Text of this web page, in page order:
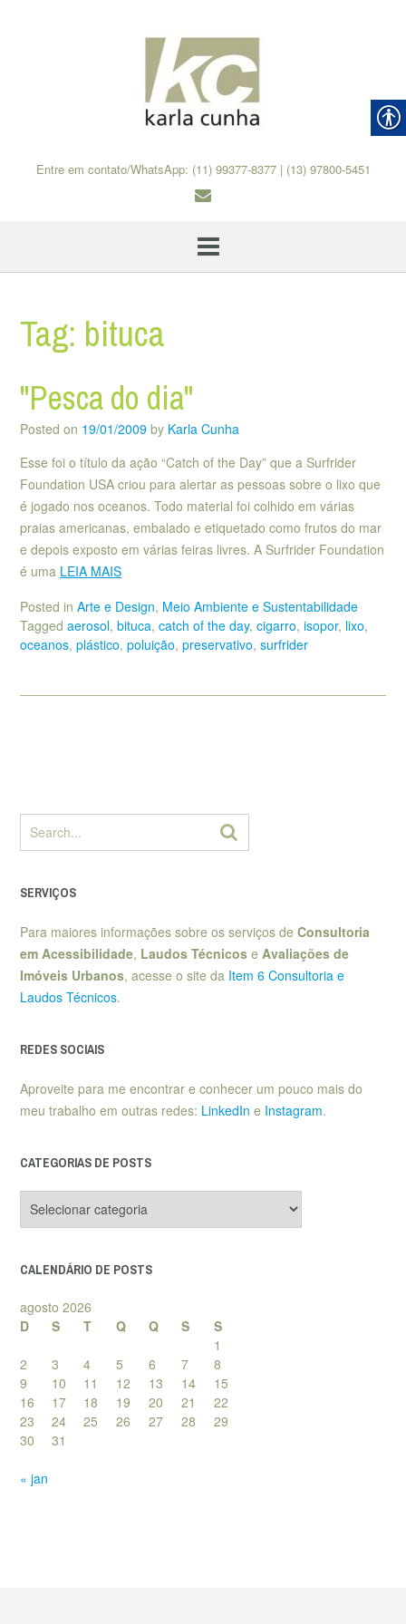
Entre em contato/WhatsApp: (11) 99377-8377 | (13) 97800-5451
Tag: bituca
"Pesca do dia"
Posted on 19/01/2009 by Karla Cunha
Esse foi o título da ação “Catch of the Day” que a Surfrider
Foundation USA criou para alertar as pessoas sobre o lixo que
é jogado nos oceanos. Todo material foi colhido em várias
praias americanas, embalado e etiquetado como frutos do mar
e depois exposto em várias feiras livres. A Surfrider Foundation
é uma LEIA MAIS
Posted in Arte e Design, Meio Ambiente e Sustentabilidade
Tagged aerosol, bituca, catch of the day, cigarro, isopor, lixo,
oceanos, plástico, poluição, preservativo, surfrider
SERVIÇOS
Para maiores informações sobre os serviços de Consultoria
em Acessibilidade, Laudos Técnicos e Avaliações de
Imóveis Urbanos, acesse o site da Item 6 Consultoria e
Laudos Técnicos.
REDES SOCIAIS
Aproveite para me encontrar e conhecer um pouco mais do
meu trabalho em outras redes: LinkedIn e Instagram.
CATEGORIAS DE POSTS
de
CALENDÁRIO DE POSTS
agosto 2026
D
S T Q Q S
S
1
2
3 4 5 6 7
8
9
10 11 12 13 14
15
16
17 18 19 20 21
22
23
24 25 26 27 28
29
30
31
« jan